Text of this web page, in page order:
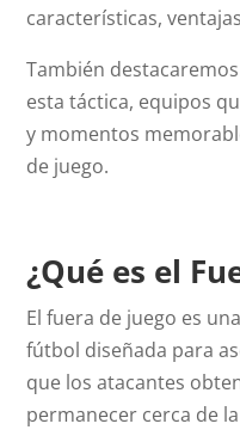
características,
También
esta táctica, equipos
y momentos
de juego.
¿Qué es el
El fuera de juego es
fútbol diseñada para
que los atacantes
permanecer cerca de